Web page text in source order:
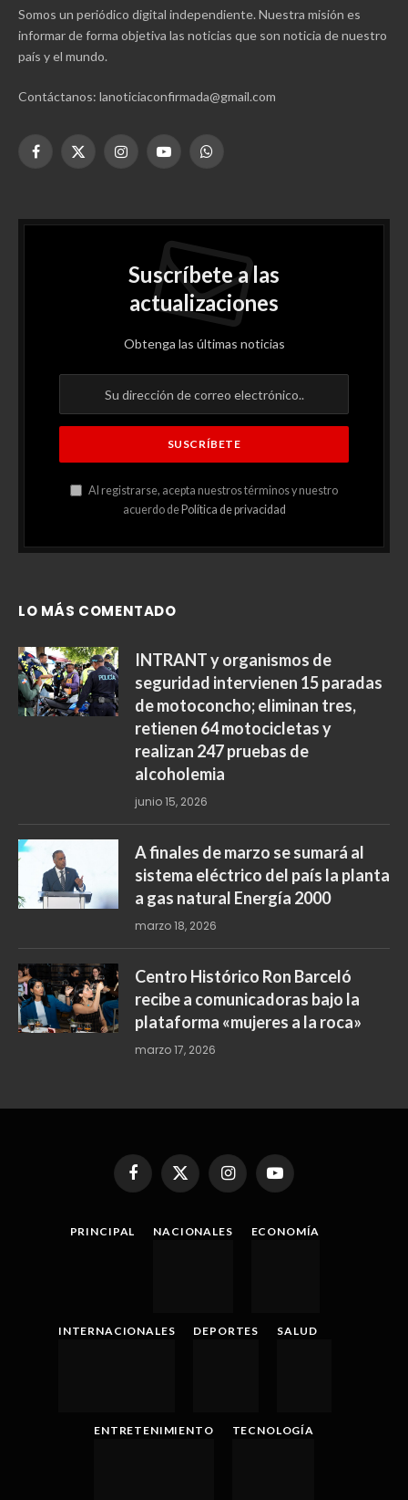
Somos un periódico digital independiente. Nuestra misión es
informar de forma objetiva las noticias que son noticia de nuestro
país y el mundo.
Contáctanos: lanoticiaconfirmada@gmail.com
Facebook
X
InstagramYouTubeWhatsApp
Suscríbete a las
actualizaciones
Obtenga las últimas noticias
Al registrarse, acepta nuestros términos y nuestro
acuerdo de Política de privacidad
LO MÁS COMENTADO
INTRANT y organismos de
seguridad intervienen 15 paradas
de motoconcho; eliminan tres,
retienen 64 motocicletas y
realizan 247 pruebas de
alcoholemia
junio 15, 2026
A finales de marzo se sumará al
sistema eléctrico del país la planta
a gas natural Energía 2000
marzo 18, 2026
Centro Histórico Ron Barceló
recibe a comunicadoras bajo la
plataforma «mujeres a la roca»
marzo 17, 2026
FacebookX
(Twitter)
InstagramYouTube
PRINCIPAL NACIONALES ECONOMÍA
INTERNACIONALES DEPORTES SALUD
ENTRETENIMIENTO TECNOLOGÍA